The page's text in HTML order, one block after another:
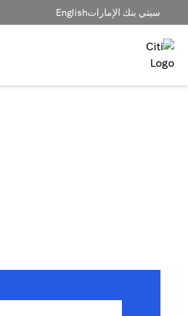
سيتي بنك الإماراتEnglish